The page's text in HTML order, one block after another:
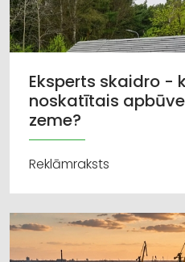
Eksperts skaidro -
noskatītais
zeme?
Reklāmraksts